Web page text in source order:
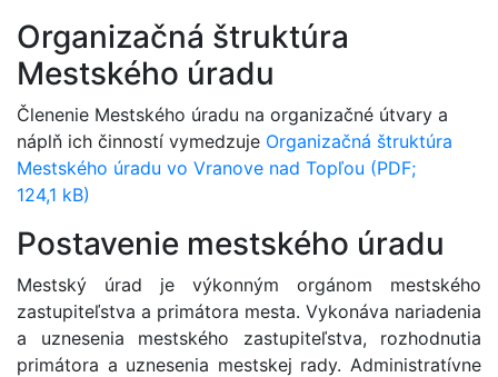
Organizačná štruktúra
Mestského úradu
Členenie Mestského úradu na organizačné útvary a
náplň ich činností vymedzuje Organizačná štruktúra
Mestského úradu vo Vranove nad Topľou (PDF;
124,1 kB)
Postavenie mestského úradu
Mestský úrad je výkonným orgánom mestského
zastupiteľstva a primátora mesta. Vykonáva nariadenia
a uznesenia mestského zastupiteľstva, rozhodnutia
primátora a uznesenia mestskej rady. Administratívne